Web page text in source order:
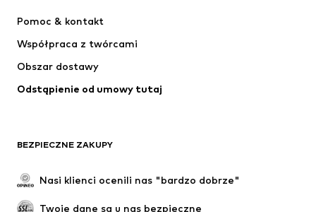
Jordan
Pomoc & kontakt
Współpraca z twórcami
Obszar dostawy
Odstąpienie od umowy tutaj
BEZPIECZNE ZAKUPY
Nasi klienci ocenili nas "bardzo dobrze"
Twoje dane są u nas bezpieczne